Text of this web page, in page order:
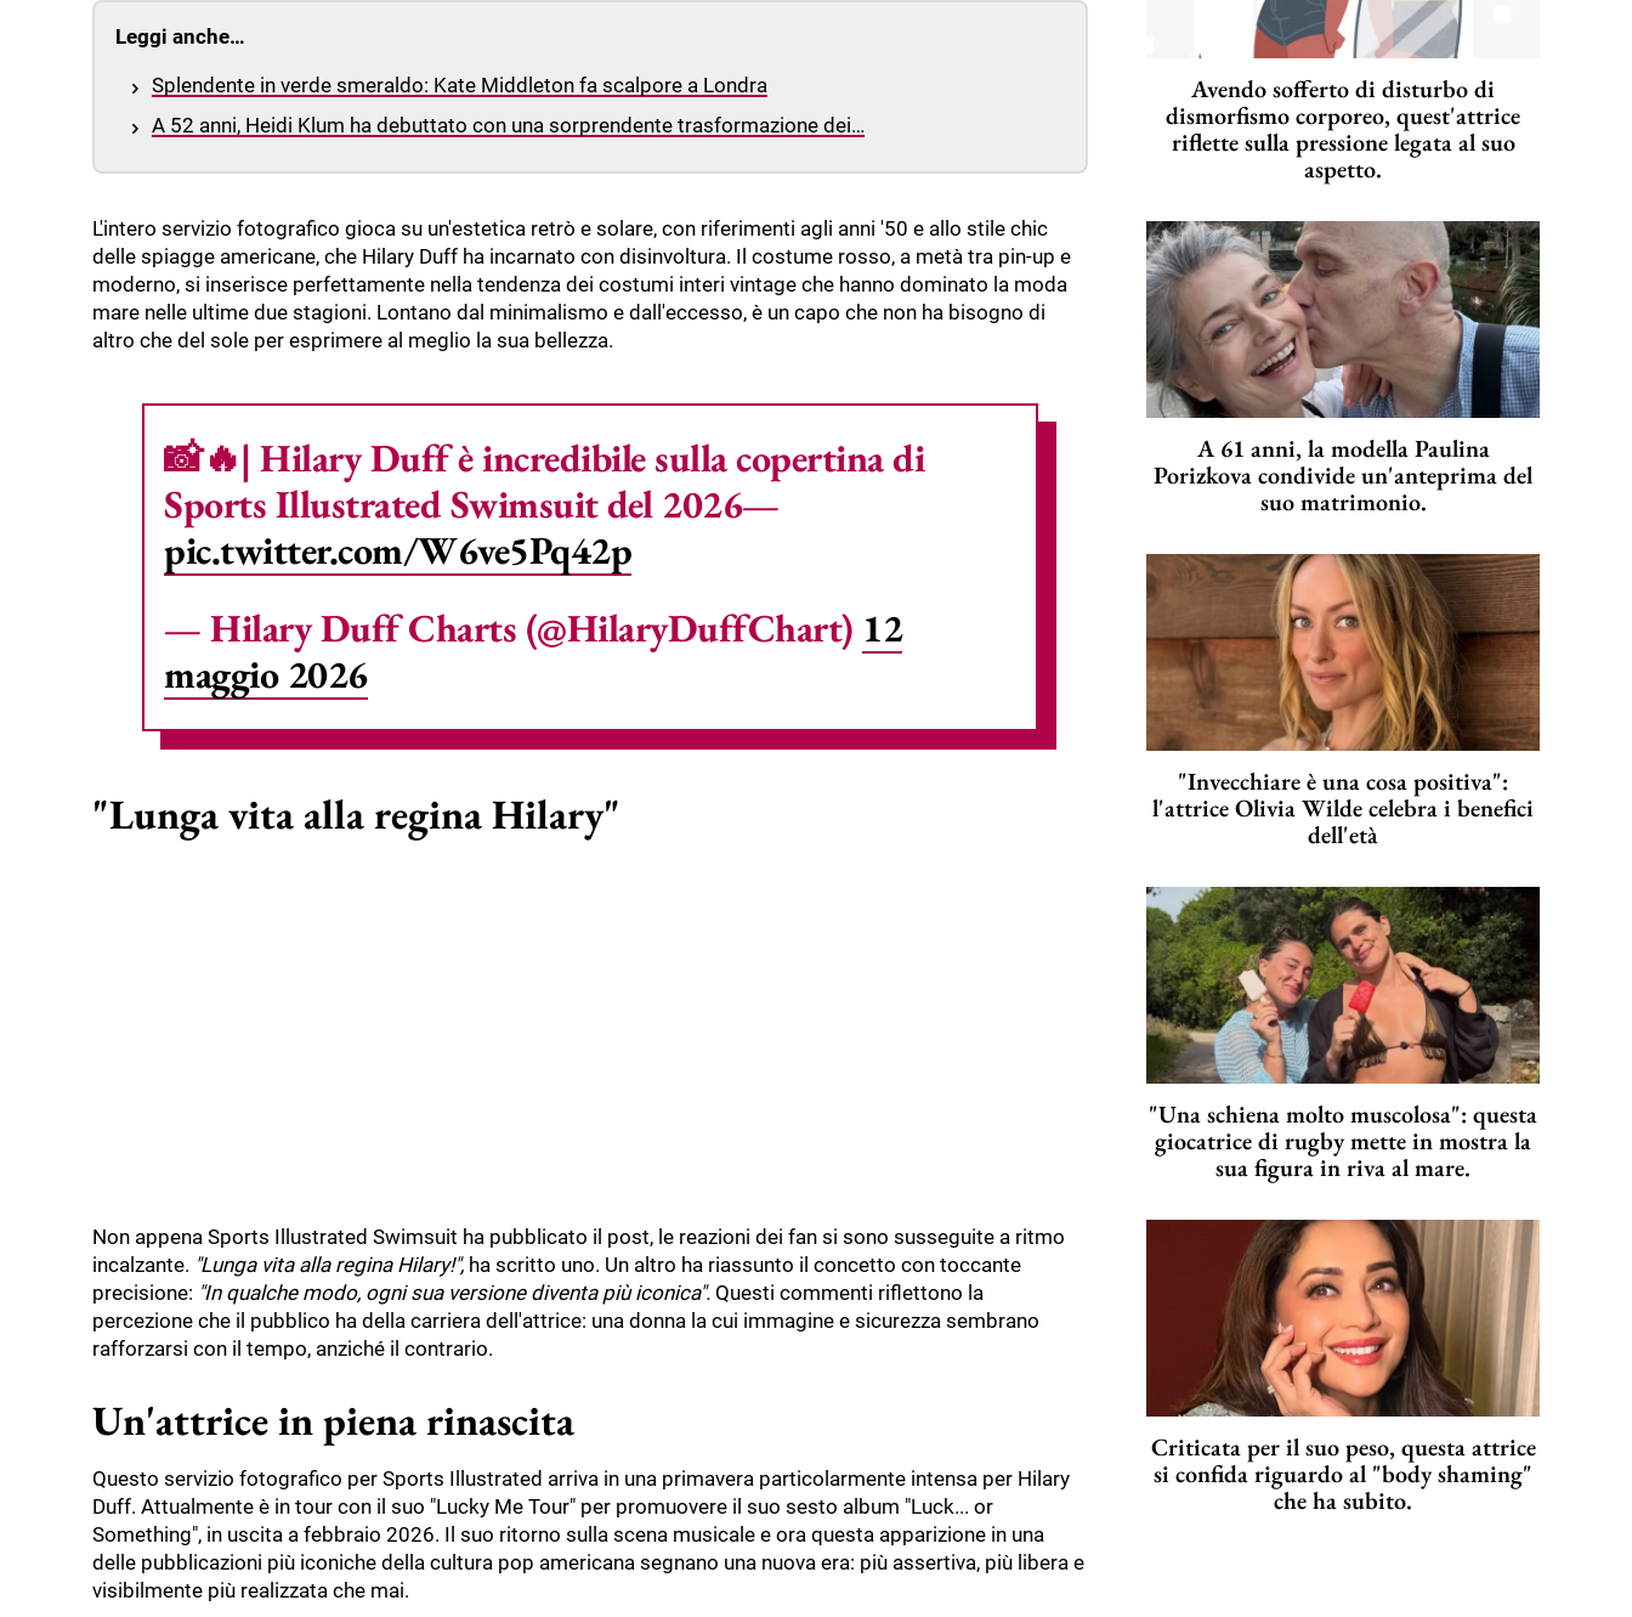
Leggi anche…
Splendente in verde smeraldo: Kate Middleton fa scalpore a Londra
A 52 anni, Heidi Klum ha debuttato con una sorprendente trasformazione dei…
L'intero servizio fotografico gioca su un'estetica retrò e solare, con riferimenti agli anni '50 e allo stile chic
delle spiagge americane, che Hilary Duff ha incarnato con disinvoltura. Il costume rosso, a metà tra pin-up e
moderno, si inserisce perfettamente nella tendenza dei costumi interi vintage che hanno dominato la moda
mare nelle ultime due stagioni. Lontano dal minimalismo e dall'eccesso, è un capo che non ha bisogno di
altro che del sole per esprimere al meglio la sua bellezza.
📸🔥| Hilary Duff è incredibile sulla copertina di
Sports Illustrated Swimsuit del 2026—
pic.twitter.com/W6ve5Pq42p
— Hilary Duff Charts (@HilaryDuffChart) 12
maggio 2026
"Lunga vita alla regina Hilary"
Non appena Sports Illustrated Swimsuit ha pubblicato il post, le reazioni dei fan si sono susseguite a ritmo
incalzante. "Lunga vita alla regina Hilary!", ha scritto uno. Un altro ha riassunto il concetto con toccante
precisione: "In qualche modo, ogni sua versione diventa più iconica". Questi commenti riflettono la
percezione che il pubblico ha della carriera dell'attrice: una donna la cui immagine e sicurezza sembrano
rafforzarsi con il tempo, anziché il contrario.
Un'attrice in piena rinascita
Questo servizio fotografico per Sports Illustrated arriva in una primavera particolarmente intensa per Hilary
Duff. Attualmente è in tour con il suo "Lucky Me Tour" per promuovere il suo sesto album "Luck... or
Something", in uscita a febbraio 2026. Il suo ritorno sulla scena musicale e ora questa apparizione in una
delle pubblicazioni più iconiche della cultura pop americana segnano una nuova era: più assertiva, più libera e
visibilmente più realizzata che mai.
Avendo sofferto di disturbo di
dismorfismo corporeo, quest'attrice
riflette sulla pressione legata al suo
aspetto.
A 61 anni, la modella Paulina
Porizkova condivide un'anteprima del
suo matrimonio.
"Invecchiare è una cosa positiva":
l'attrice Olivia Wilde celebra i benefici
dell'età
"Una schiena molto muscolosa": questa
giocatrice di rugby mette in mostra la
sua figura in riva al mare.
Criticata per il suo peso, questa attrice
si confida riguardo al "body shaming"
che ha subito.